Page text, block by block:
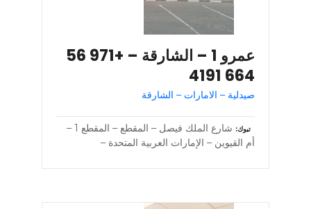
عمرو 1 – الشارقة – +971 56
664 4191
صيدلية – الامارات – الشارقة
تبوك
شارع الملك فيصل – المقطع – المقطع 1 –
أم القيوين – الإمارات العربية المتحدة –